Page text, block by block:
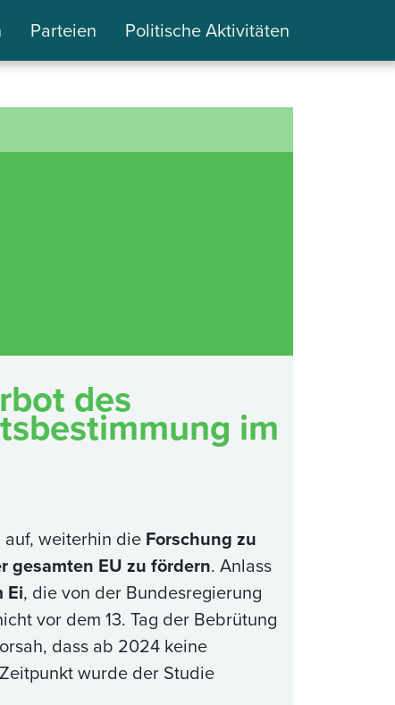
Parteien Politische Aktivitäten
des
im
weiterhin die Forschung zu
gesamten EU zu fördern. Anlass
Ei, die von der Bundesregierung
vor dem 13. Tag der Bebrütung
dass ab 2024 keine
wurde der Studie